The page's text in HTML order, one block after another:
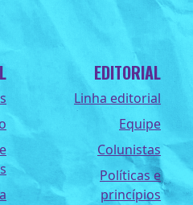
EDITORIAL
Linha editorial
Equipe
Colunistas
Políticas e
princípios